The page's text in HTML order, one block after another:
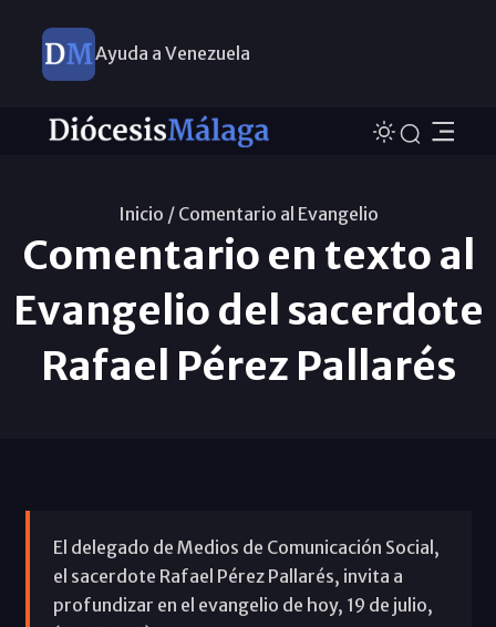
Ayuda a Venezuela
Inicio / Comentario al Evangelio
Comentario en texto al
Evangelio del sacerdote
Rafael Pérez Pallarés
El delegado de Medios de Comunicación Social,
el sacerdote Rafael Pérez Pallarés, invita a
profundizar en el evangelio de hoy, 19 de julio,